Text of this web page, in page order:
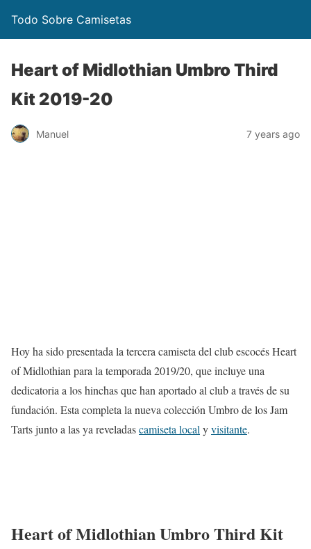
Todo Sobre Camisetas
Heart of Midlothian Umbro Third
Kit 2019-20
Manuel 7 years ago
Hoy ha sido presentada la tercera camiseta del club escocés Heart
of Midlothian para la temporada 2019/20, que incluye una
dedicatoria a los hinchas que han aportado al club a través de su
fundación. Esta completa la nueva colección Umbro de los Jam
Tarts junto a las ya reveladascamiseta localyvisitante.
Heart of Midlothian Umbro Third Kit